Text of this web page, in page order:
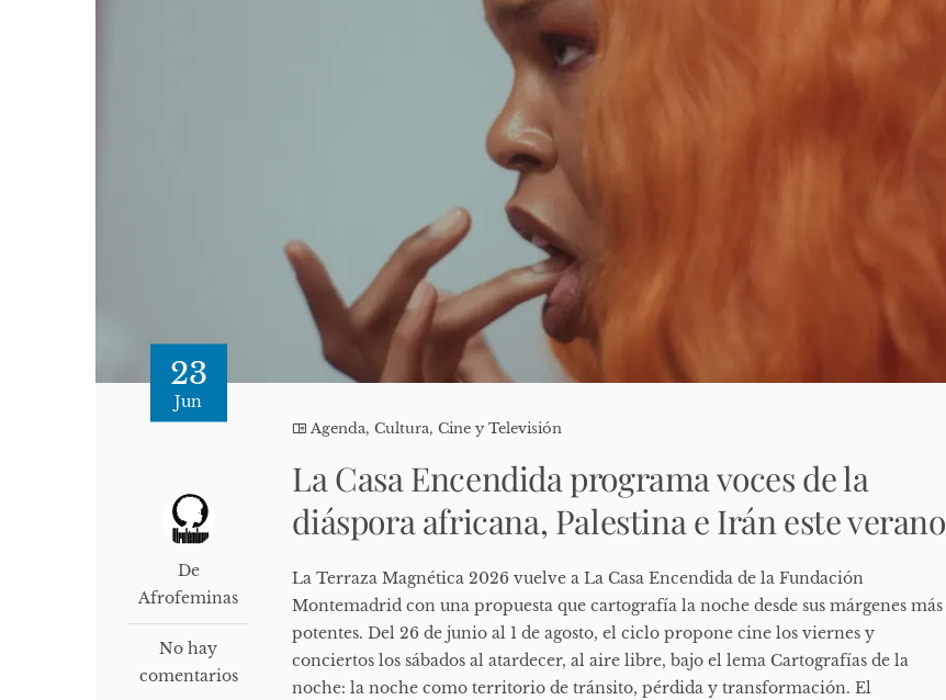
23
Jun
De
Afrofeminas
No hay
comentarios
Agenda,Cultura, Cine y Televisión
La Casa Encendida programa voces de la
diáspora africana, Palestina e Irán este verano
La Terraza Magnética 2026 vuelve a La Casa Encendida de la Fundación
Montemadrid con una propuesta que cartografía la noche desde sus márgenes más
potentes. Del 26 de junio al 1 de agosto, el ciclo propone cine los viernes y
conciertos los sábados al atardecer, al aire libre, bajo el lema Cartografías de la
noche: la noche como territorio de tránsito, pérdida y transformación. El